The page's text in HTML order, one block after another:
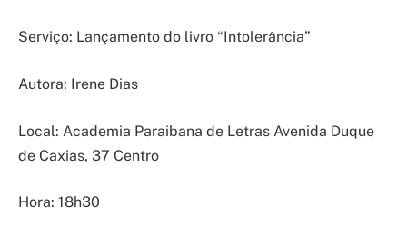
Serviço: Lançamento do livro “Intolerância”
Autora: Irene Dias
Local: Academia Paraibana de Letras Avenida Duque
de Caxias, 37 Centro
Hora: 18h30